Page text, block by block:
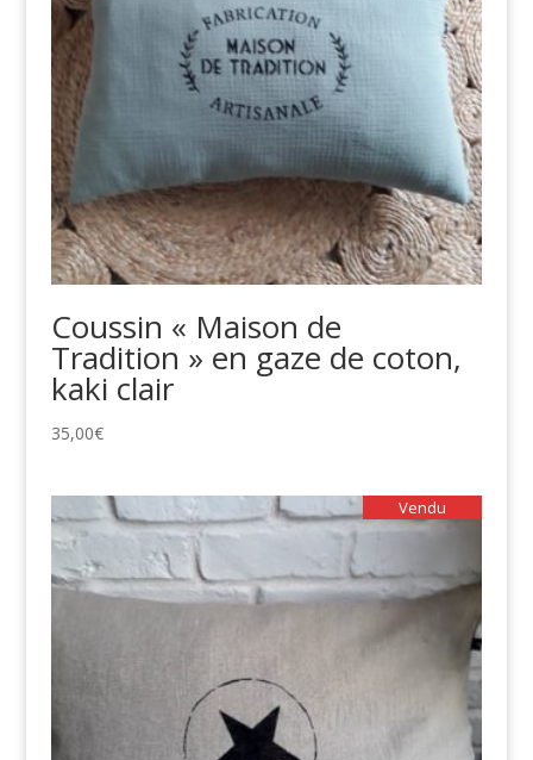
Coussin « Maison de
Tradition » en gaze de coton,
kaki clair
35,00€
Vendu